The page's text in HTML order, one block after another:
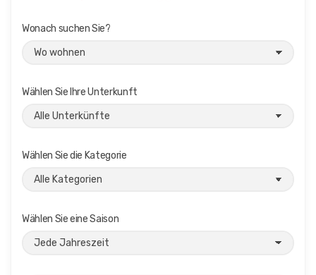
Wonach suchen Sie?
Wählen Sie Ihre Unterkunft
Wählen Sie die Kategorie
Wählen Sie eine Saison